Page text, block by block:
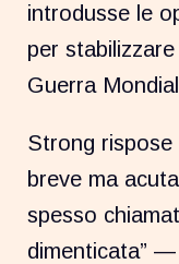
introdusse le
per
Guerra
Strong rispose
breve ma
spesso
dimenticata”